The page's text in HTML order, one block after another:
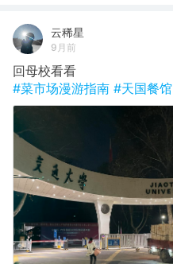
云稀星
9月前
回母校看看
#菜市场漫游指南 #天国餐馆